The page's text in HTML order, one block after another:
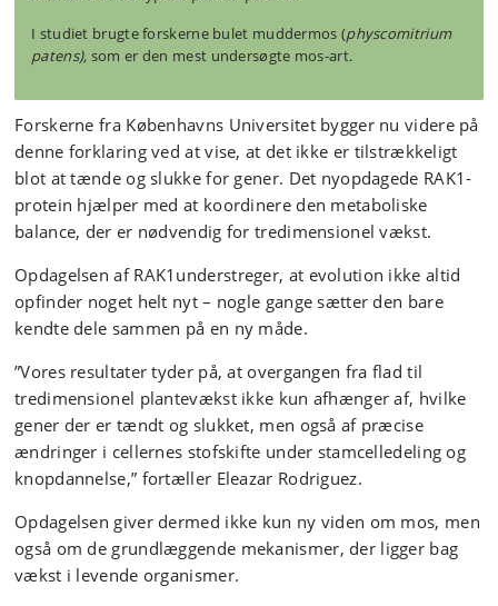
I studiet brugte forskerne bulet muddermos (physcomitrium
patens), som er den mest undersøgte mos-art.
Forskerne fra Københavns Universitet bygger nu videre på
denne forklaring ved at vise, at det ikke er tilstrækkeligt
blot at tænde og slukke for gener. Det nyopdagede RAK1-
protein hjælper med at koordinere den metaboliske
balance, der er nødvendig for tredimensionel vækst.
Opdagelsen af RAK1understreger, at evolution ikke altid
opfinder noget helt nyt – nogle gange sætter den bare
kendte dele sammen på en ny måde.
”Vores resultater tyder på, at overgangen fra flad til
tredimensionel plantevækst ikke kun afhænger af, hvilke
gener der er tændt og slukket, men også af præcise
ændringer i cellernes stofskifte under stamcelledeling og
knopdannelse,” fortæller Eleazar Rodriguez.
Opdagelsen giver dermed ikke kun ny viden om mos, men
også om de grundlæggende mekanismer, der ligger bag
vækst i levende organismer.